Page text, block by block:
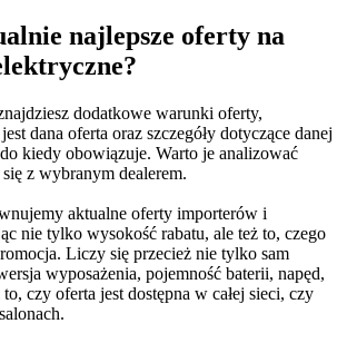
najlepsze oferty na
dodatkowe warunki oferty,
dana oferta oraz szczegóły dotyczące danej
kiedy obowiązuje. Warto je analizować
z wybranym dealerem.
aktualne oferty importerów i
nie tylko wysokość rabatu, ale też to, czego
Liczy się przecież nie tylko sam
wyposażenia, pojemność baterii, napęd,
czy oferta jest dostępna w całej sieci, czy